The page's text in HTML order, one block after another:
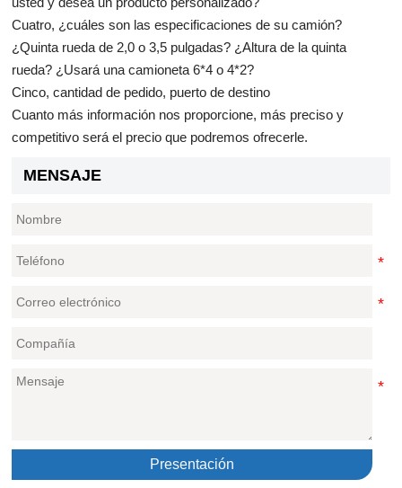
Cuatro, ¿cuáles son las especificaciones de su camión?
¿Quinta rueda de 2,0 o 3,5 pulgadas? ¿Altura de la quinta
rueda? ¿Usará una camioneta 6*4 o 4*2?
Cinco, cantidad de pedido, puerto de destino
Cuanto más información nos proporcione, más preciso y
competitivo será el precio que podremos ofrecerle.
MENSAJE
Presentación